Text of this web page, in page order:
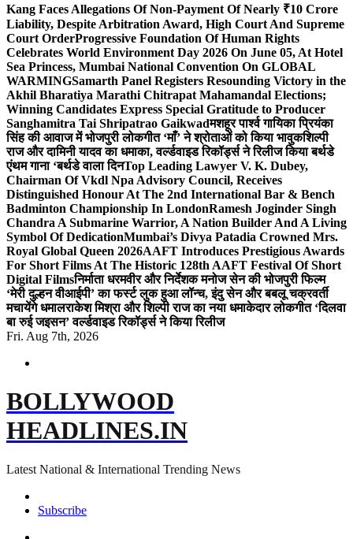
Kang Faces Allegations Of Non-Payment Of Nearly ₹10 Crore
Liability, Despite Arbitration Award, High Court And Supreme
Court OrderProgressive Foundation Of Human Rights
Celebrates World Environment Day 2026 On June 05, At Hotel
Sea Princess, Mumbai National Convention On GLOBAL
WARMINGSamarth Panel Registers Resounding Victory in the
Akhil Bharatiya Marathi Chitrapat Mahamandal Elections;
Winning Candidates Express Special Gratitude to Producer
Sanghamitra Tai Shripatrao Gaikwadमशहूर पार्श्व गायिका प्रियंका
सिंह की आवाज में भोजपुरी लोकगीत ‘माँ’ ने श्रोताओं को किया भावुकशिल्पी
राज और दामिनी यादव का धमाका, वर्ल्डवाइड रिकॉर्ड्स ने रिलीज किया बर्थडे
एंथम गाना ‘बर्थडे वाला दिनTop Leading Lawyer V. K. Dubey,
Chairman Of Vkdl Npa Advisory Council, Receives
Distinguished Honour At The 2nd International Bar & Bench
Badminton Championship In LondonRamesh Joginder Singh
Chandra A Submarine Warrior, A Nation Builder And A Living
Symbol Of DedicationMumbai’s Divya Patadia Crowned Mrs.
Royal Global Queen 2026AAFT Introduces Prestigious Awards
For Short Films At The Historic 128th AAFT Festival Of Short
Digital Filmsनिर्माता धरमवीर और निर्देशक मनोज सेन की भोजपुरी फिल्म
‘मेरी दुल्हन वीआईपी’ का फर्स्ट लुक हुआ लॉन्च, इंदु सेन और बबलू चक्रवर्ती
मचायेंगे धमालराकेश मिश्रा और शिल्पी राज का नया धमाकेदार लोकगीत ‘दिलवा
बा रुई जइसन’ वर्ल्डवाइड रिकॉर्ड्स ने किया रिलीज
Fri. Aug 7th, 2026
BOLLYWOOD
HEADLINES.IN
Latest National & International Trending News
Subscribe